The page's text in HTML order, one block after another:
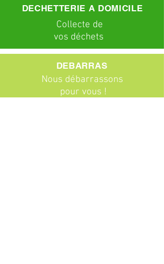
DECHETTERIE A DOMICILE
Collecte de
vos déchets
DEBARRAS
Nous débarrassons
pour vous !